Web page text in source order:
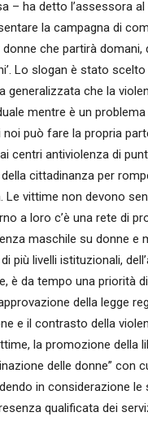
– ha detto l’assessora
la campagna di
che partirà domani,
Lo slogan è stato
generalizzata che la
mentre è un
noi può fare la propria
centri antiviolenza di
cittadinanza per
Le vittime non devono
a loro c’è una rete di
maschile su donne e
più livelli istituzionali,
è da tempo una priorità
della legge
e il contrasto della
la promozione della
delle donne” con
in considerazione le
qualificata dei